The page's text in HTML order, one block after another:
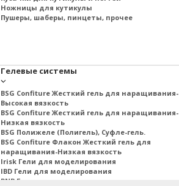
Ножницы для кутикулы
Пушеры, шаберы, пинцеты, прочее
Гелевые системы
BSG Confiture Жесткий гель для наращивания-
Высокая вязкость
BSG Confiture Жесткий гель для наращивания-
Низкая вязкость
BSG Полижеле (Полигель), Суфле-гель.
BSG Confiture Флакон Жесткий гель для
наращивания-Низкая вязкость
Irisk Гели для моделирования
IBD Гели для моделирования
PNB Гели для моделирования